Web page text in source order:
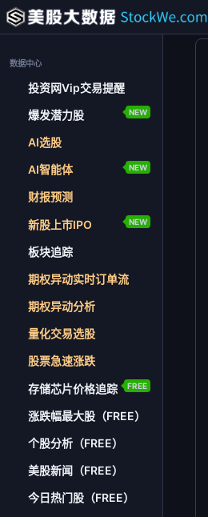
数据中心
投资网Vip交易提醒
爆发潜力股 NEW
AI选股
AI智能体 NEW
财报预测
新股上市IPO NEW
板块追踪
期权异动实时订单流
期权异动分析
量化交易选股
股票急速涨跌
存储芯片价格追踪 FREE
涨跌幅最大股（FREE）
个股分析（FREE）
美股新闻（FREE）
今日热门股（FREE）